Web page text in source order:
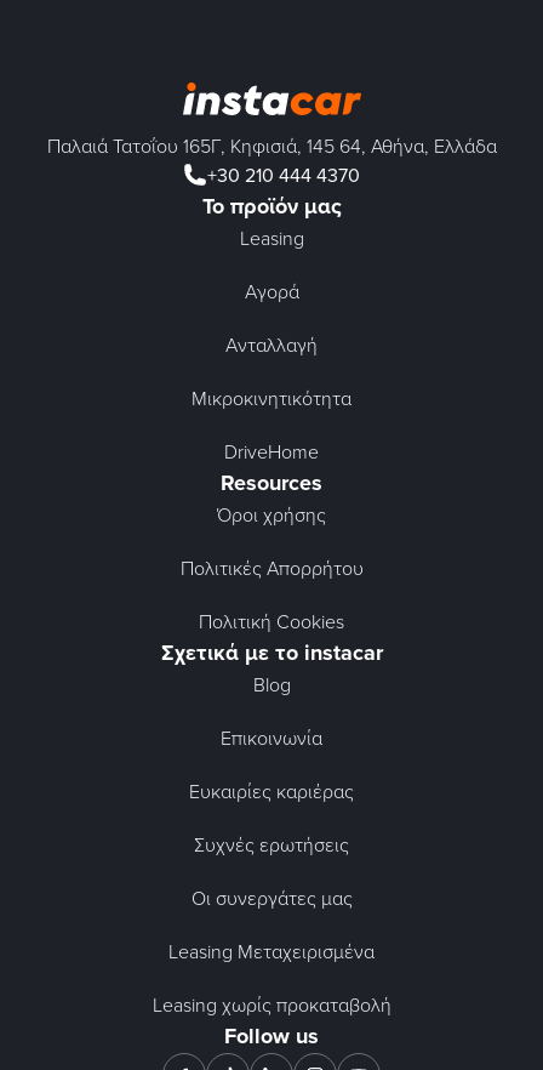
Παλαιά Τατοΐου 165Γ, Κηφισιά, 145 64, Αθήνα, Ελλάδα
+30 210 444 4370
Το προϊόν μας
Leasing
Αγορά
Ανταλλαγή
Μικροκινητικότητα
DriveHome
Resources
Όροι χρήσης
Πολιτικές Απορρήτου
Πολιτική Cookies
Σχετικά με το instacar
Blog
Επικοινωνία
Ευκαιρίες καριέρας
Συχνές ερωτήσεις
Οι συνεργάτες μας
Leasing Μεταχειρισμένα
Leasing χωρίς προκαταβολή
Follow us